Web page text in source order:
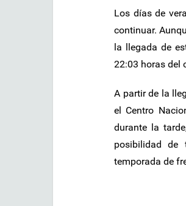
Los días de
continuar.
la llegada de
22:03 horas del
A partir de la
el Centro
durante la
posibilidad de
temporada de